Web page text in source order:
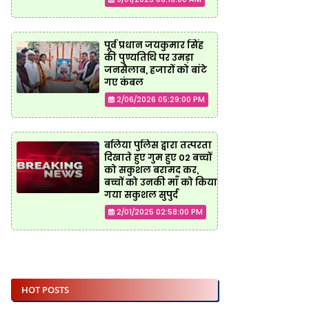
पूर्व प्रधान जयकुमार सिंह
की पुण्यतिथि पर उमड़ा
जनसैलाब, हजारों को बांटे
गए कंबल
2/06/2026 05:29:00 PM
बलिया पुलिस द्वारा तत्परता
दिखाते हुए गुम हुए 02 बच्चों
को सकुशल बरामद कर,
बच्चों को उनकी माँ को किया
गया सकुशल सुपुर्द
2/01/2025 02:58:00 PM
HOT POSTS